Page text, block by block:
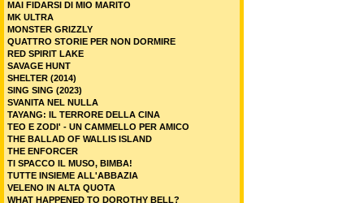
MAI FIDARSI DI MIO MARITO
MK ULTRA
MONSTER GRIZZLY
QUATTRO STORIE PER NON DORMIRE
RED SPIRIT LAKE
SAVAGE HUNT
SHELTER (2014)
SING SING (2023)
SVANITA NEL NULLA
TAYANG: IL TERRORE DELLA CINA
TEO E ZODI' - UN CAMMELLO PER AMICO
THE BALLAD OF WALLIS ISLAND
THE ENFORCER
TI SPACCO IL MUSO, BIMBA!
TUTTE INSIEME ALL'ABBAZIA
VELENO IN ALTA QUOTA
WHAT HAPPENED TO DOROTHY BELL?